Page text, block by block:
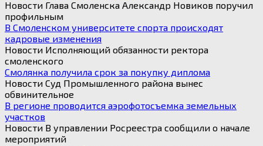
Новости Глава Смоленска Александр Новиков поручил
профильным
В Смоленском университете спорта происходят
кадровые изменения
Новости Исполняющий обязанности ректора
смоленского
Смолянка получила срок за покупку диплома
Новости Суд Промышленного района вынес
обвинительное
В регионе проводится аэрофотосъемка земельных
участков
Новости В управлении Росреестра сообщили о начале
мероприятий